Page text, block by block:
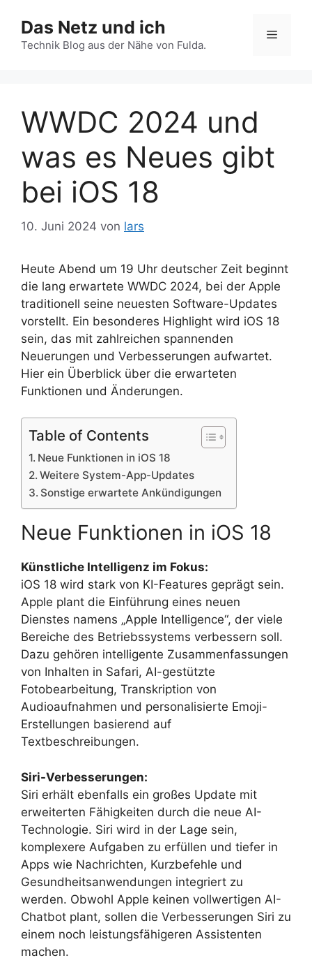
Inhalt
springen
Das Netz und ich
Technik Blog aus der Nähe von Fulda.
Menü
WWDC 2024 und
was es Neues gibt
bei iOS 18
10. Juni 2024 von lars
Heute Abend um 19 Uhr deutscher Zeit beginnt
die lang erwartete WWDC 2024, bei der Apple
traditionell seine neuesten Software-Updates
vorstellt. Ein besonderes Highlight wird iOS 18
sein, das mit zahlreichen spannenden
Neuerungen und Verbesserungen aufwartet.
Hier ein Überblick über die erwarteten
Funktionen und Änderungen.
Table of Contents
Neue Funktionen in iOS 18
Weitere System-App-Updates
Sonstige erwartete Ankündigungen
Neue Funktionen in iOS 18
Künstliche Intelligenz im Fokus:
iOS 18 wird stark von KI-Features geprägt sein.
Apple plant die Einführung eines neuen
Dienstes namens „Apple Intelligence“, der viele
Bereiche des Betriebssystems verbessern soll.
Dazu gehören intelligente Zusammenfassungen
von Inhalten in Safari, AI-gestützte
Fotobearbeitung, Transkription von
Audioaufnahmen und personalisierte Emoji-
Erstellungen basierend auf
Textbeschreibungen.
Siri-Verbesserungen:
Siri erhält ebenfalls ein großes Update mit
erweiterten Fähigkeiten durch die neue AI-
Technologie. Siri wird in der Lage sein,
komplexere Aufgaben zu erfüllen und tiefer in
Apps wie Nachrichten, Kurzbefehle und
Gesundheitsanwendungen integriert zu
werden. Obwohl Apple keinen vollwertigen AI-
Chatbot plant, sollen die Verbesserungen Siri zu
einem noch leistungsfähigeren Assistenten
machen.